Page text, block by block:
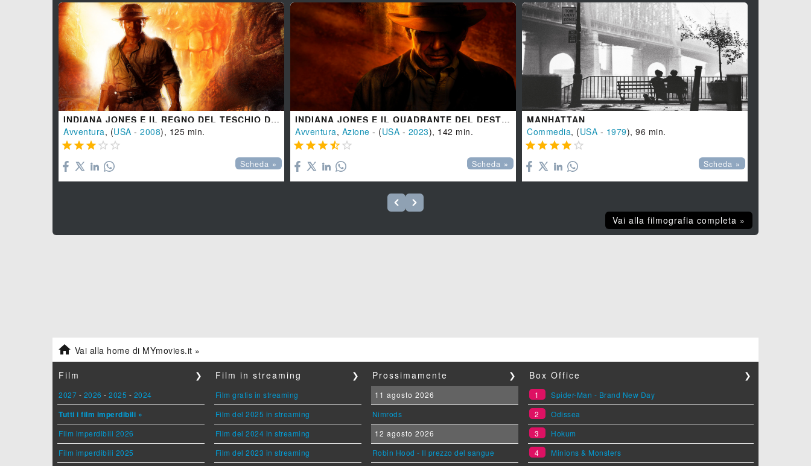
INDIANA JONES E IL REGNO DEL TESCHIO DI CRISTALLO
Avventura, (USA - 2008), 125 min.
    
Scheda »
INDIANA JONES E IL QUADRANTE DEL DESTINO
Avventura, Azione - (USA - 2023), 142 min.
    
Scheda »
MANHATTAN
Commedia, (USA - 1979), 96 min.
    
Scheda »
Vai alla filmografia completa »
 Vai alla home di MYmovies.it »
Film ❯
2027 - 2026 - 2025 - 2024
Tutti i film imperdibili »
Film imperdibili 2026
Film imperdibili 2025
Film in streaming ❯
Film gratis in streaming
Film del 2025 in streaming
Film del 2024 in streaming
Film del 2023 in streaming
Prossimamente ❯
11 agosto 2026
Nimrods
12 agosto 2026
Robin Hood - Il prezzo del sangue
Box Office ❯
1
Spider-Man - Brand New Day
2
Odissea
3
Hokum
4
Minions & Monsters